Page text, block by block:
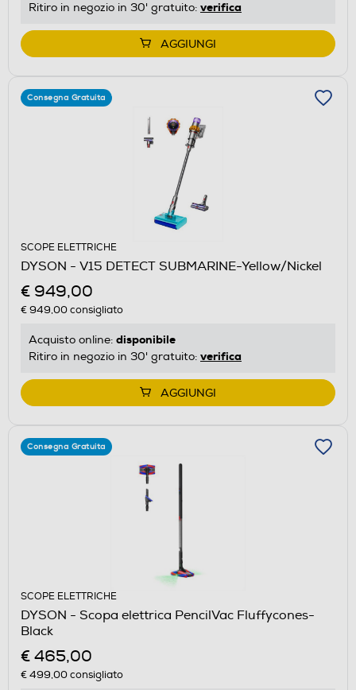
Ritiro in negozio in 30' gratuito: verifica
AGGIUNGI
Consegna Gratuita
SCOPE ELETTRICHE
DYSON - V15 DETECT SUBMARINE-Yellow/Nickel
€ 949,00
€ 949,00consigliato
Acquisto online: disponibile
Ritiro in negozio in 30' gratuito: verifica
AGGIUNGI
Consegna Gratuita
SCOPE ELETTRICHE
DYSON - Scopa elettrica PencilVac Fluffycones-
Black
€ 465,00
€ 499,00consigliato